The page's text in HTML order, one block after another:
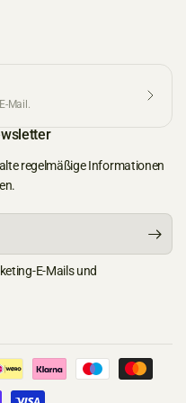
Mail.
regelmäßige Informationen
E-Mails und